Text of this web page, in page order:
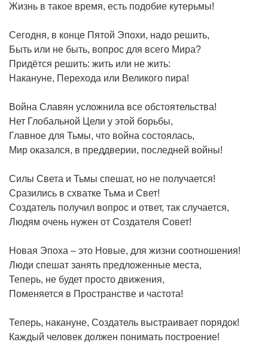
Жизнь в такое время, есть подобие кутерьмы!
Сегодня, в конце Пятой Эпохи, надо решить,
Быть или не быть, вопрос для всего Мира?
Придётся решить: жить или не жить:
Накануне, Перехода или Великого пира!
Война Славян усложнила все обстоятельства!
Нет Глобальной Цели у этой борьбы,
Главное для Тьмы, что война состоялась,
Мир оказался, в преддверии, последней войны!
Силы Света и Тьмы спешат, но не получается!
Сразились в схватке Тьма и Свет!
Создатель получил вопрос и ответ, так случается,
Людям очень нужен от Создателя Совет!
Новая Эпоха – это Новые, для жизни соотношения!
Люди спешат занять предложенные места,
Теперь, не будет просто движения,
Поменяется в Пространстве и частота!
Теперь, накануне, Создатель выстраивает порядок!
Каждый человек должен понимать построение!